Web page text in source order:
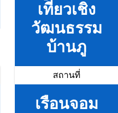
เที่ยวเชิง
วัฒนธรรม
บ้านภู
สถานที่
เรือนจอม